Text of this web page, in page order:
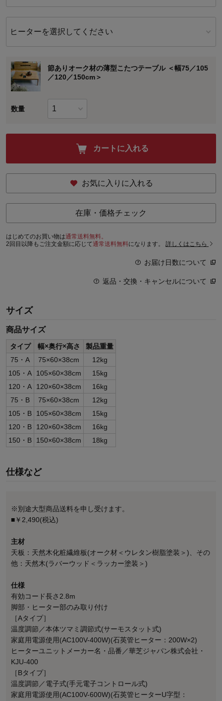
ヒーターを選択してください
節ありオーク材の薄型こたつテーブル ＜幅75／105
／120／150cm＞
数量
カートに入れる
お気に入りに入れる
在庫・価格チェック
はじめてのお買い物は通常送料無料。
2回目以降もご注文金額に応じて通常送料無料になります。 詳しくはこちら
お届け日数について
返品・交換・キャンセルについて
サイズ
商品サイズ
タイプ 幅×奥行×高さ
製品重量
75・A
75×60×38cm
12kg
105・A
105×60×38cm
15kg
120・A
120×60×38cm
16kg
75・B
75×60×38cm
12kg
105・B
105×60×38cm
15kg
120・B
120×60×38cm
16kg
150・B
150×60×38cm 18kg
仕様など
※別途大型商品送料を申し受けます。
■￥2,490(税込)
主材
天板：天然木化粧繊維板(オーク材＜ウレタン樹脂塗装＞)、その
他：天然木(ラバーウッド＜ラッカー塗装＞)
仕様
有効コード長さ2.8m
脚部・ヒーター部のみ取り付け
［Aタイプ］
温度調節／本体ツマミ調節式(サーモスタット式)
家庭用電源使用(AC100V-400W)(石英管ヒーター：200W×2)
ヒーターユニットメーカー名・品番／華芝ジャパン株式会社・
KJU-400
［Bタイプ］
温度調節／電子式(手元電子コントロール式)
家庭用電源使用(AC100V-600W)(石英管ヒーターU字型：